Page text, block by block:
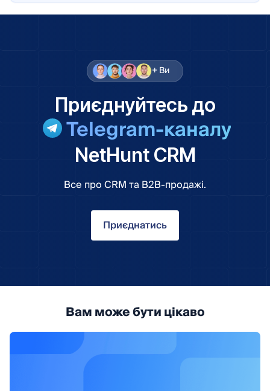
+ Ви
Приєднуйтесь до
Telegram-каналу
NetHunt CRM
Все про CRM та B2B-продажі.
Приєднатись
Вам може бути цікаво